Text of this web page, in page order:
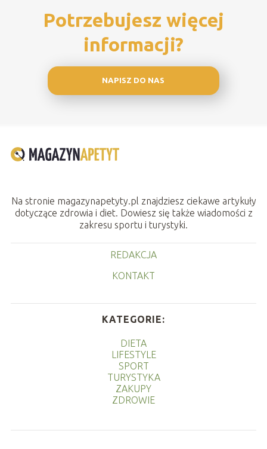
Potrzebujesz więcej
informacji?
NAPISZ DO NAS
Na stronie magazynapetyty.pl znajdziesz ciekawe artykuły
dotyczące zdrowia i diet. Dowiesz się także wiadomości z
zakresu sportu i turystyki.
REDAKCJA
KONTAKT
KATEGORIE:
DIETA
LIFESTYLE
SPORT
TURYSTYKA
ZAKUPY
ZDROWIE